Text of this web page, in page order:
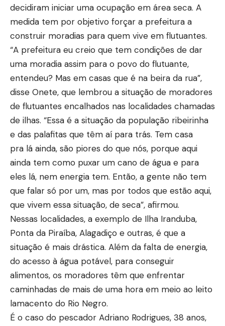
decidiram iniciar uma ocupação em área seca. A
medida tem por objetivo forçar a prefeitura a
construir moradias para quem vive em flutuantes.
“A prefeitura eu creio que tem condições de dar
uma moradia assim para o povo do flutuante,
entendeu? Mas em casas que é na beira da rua”,
disse Onete, que lembrou a situação de moradores
de flutuantes encalhados nas localidades chamadas
de ilhas. “Essa é a situação da população ribeirinha
e das palafitas que têm aí para trás. Tem casa
pra lá ainda, são piores do que nós, porque aqui
ainda tem como puxar um cano de água e para
eles lá, nem energia tem. Então, a gente não tem
que falar só por um, mas por todos que estão aqui,
que vivem essa situação, de seca”, afirmou.
Nessas localidades, a exemplo de Ilha Iranduba,
Ponta da Piraíba, Alagadiço e outras, é que a
situação é mais drástica. Além da falta de energia,
do acesso à água potável, para conseguir
alimentos, os moradores têm que enfrentar
caminhadas de mais de uma hora em meio ao leito
lamacento do Rio Negro.
É o caso do pescador Adriano Rodrigues, 38 anos,